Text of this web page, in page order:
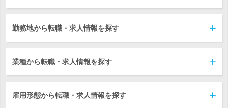
勤務地から転職・求人情報を探す
業種から転職・求人情報を探す
雇用形態から転職・求人情報を探す